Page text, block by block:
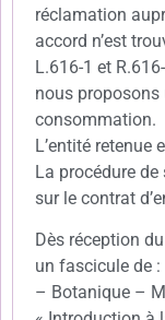
réclamation
accord n’est
L.616-1 et
nous
consommation.
L’entité retenue
La procédure
sur le contrat
Dès réception
un fascicule de :
– Botanique –